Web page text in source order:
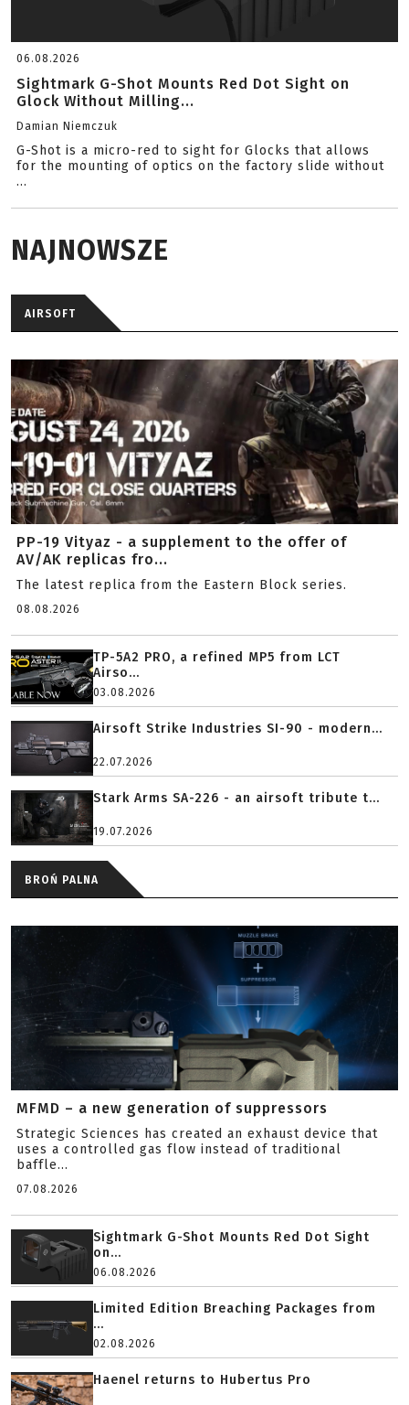
06.08.2026
Sightmark G-Shot Mounts Red Dot Sight on
Glock Without Milling...
Damian Niemczuk
G-Shot is a micro-red to sight for Glocks that allows
for the mounting of optics on the factory slide without
...
NAJNOWSZE
AIRSOFT
PP-19 Vityaz - a supplement to the offer of
AV/AK replicas fro...
The latest replica from the Eastern Block series.
08.08.2026
TP-5A2 PRO, a refined MP5 from LCT
Airso...
03.08.2026
Airsoft Strike Industries SI-90 - modern...
22.07.2026
Stark Arms SA-226 - an airsoft tribute t...
19.07.2026
BROŃ PALNA
MFMD – a new generation of suppressors
Strategic Sciences has created an exhaust device that
uses a controlled gas flow instead of traditional
baffle...
07.08.2026
Sightmark G-Shot Mounts Red Dot Sight
on...
06.08.2026
Limited Edition Breaching Packages from
...
02.08.2026
Haenel returns to Hubertus Pro